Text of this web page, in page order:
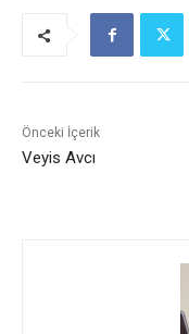
Önceki İçerik
Veyis Avcı